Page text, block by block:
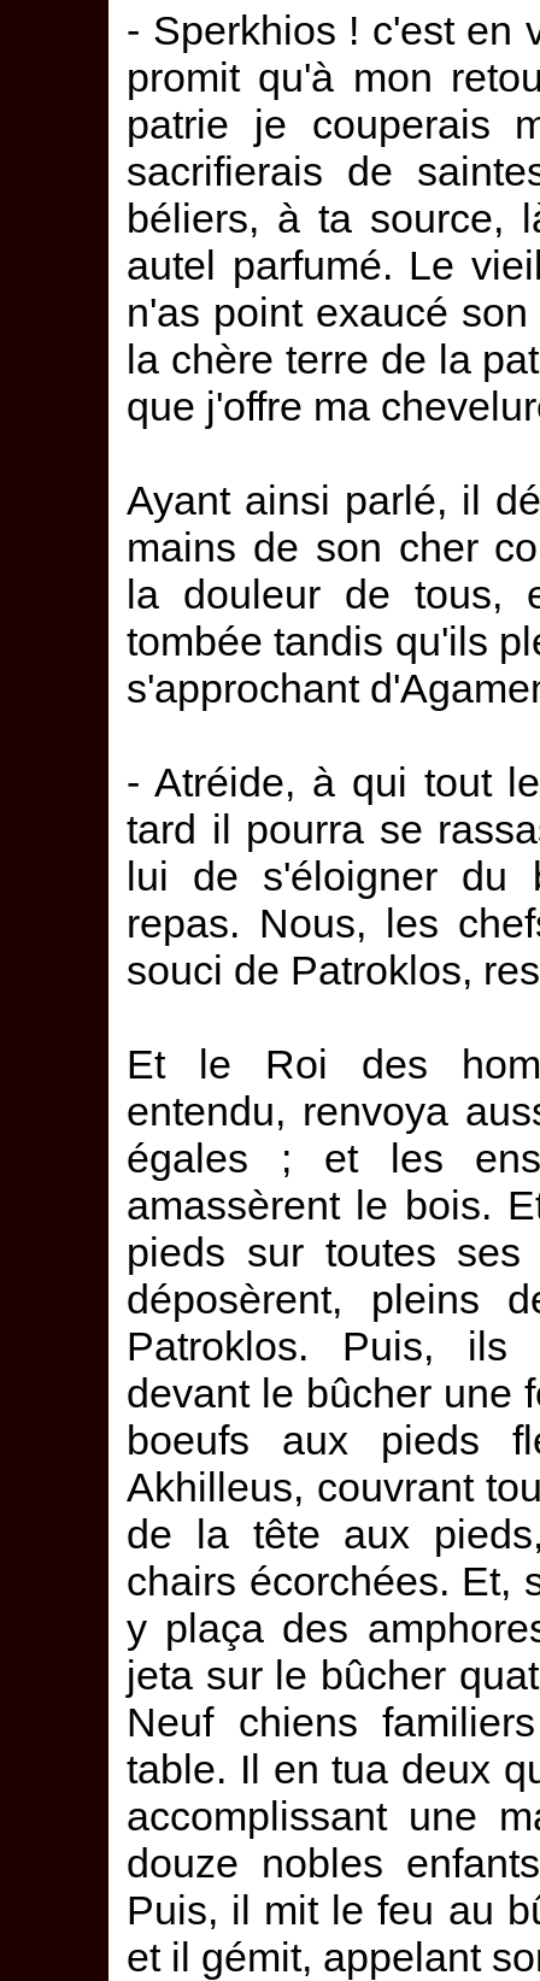
- Sperkhios ! c'est en
promit qu'à mon
patrie je couperais
sacrifierais de
béliers, à ta source,
autel parfumé. Le
n'as point exaucé
la chère terre de la
que j'offre ma
Ayant ainsi parlé, il
mains de son cher
la douleur de tous,
tombée tandis qu'ils
s'approchant
- Atréide, à qui tout
tard il pourra se
lui de s'éloigner du
repas. Nous, les
souci de Patroklos,
Et le Roi des
entendu, renvoya
égales ; et les
amassèrent le bois.
pieds sur toutes
déposèrent, pleins
Patroklos. Puis, ils
devant le bûcher une
boeufs aux pieds
Akhilleus, couvrant
de la tête aux
chairs écorchées. Et,
y plaça des
jeta sur le bûcher
Neuf chiens
table. Il en tua deux
accomplissant une
douze nobles
Puis, il mit le feu au
et il gémit, appelant